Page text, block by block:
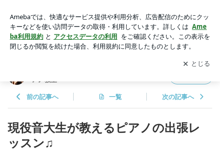
教室|八戸ノ里・小阪~川崎ピアノ教室
アプリをダウンロードして ブログの更新通知
を受け取りまし
ょう。
開く
アノ教室
前の記事へ 一覧 次の記事へ
現役音大生が教えるピアノの出張レ
ッスン♫